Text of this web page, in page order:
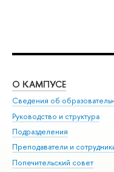
О КАМПУСЕ
Сведения об
Руководство и структура
Подразделения
Преподаватели и
Попечительский совет